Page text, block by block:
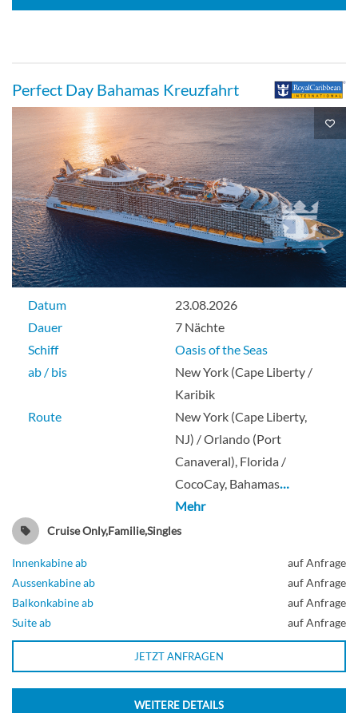
Großzügige Innenkabine-[1R]
Deck 11
Innenkabine
Balkonkabine (Meerblick)-[2D]
Deck 6
Balkonkabine
Perfect Day Bahamas Kreuzfahrt
Datum
23.08.2026
Dauer
7 Nächte
Schiff
Oasis of the Seas
ab / bis
New York (Cape Liberty /
Karibik
Route
New York (Cape Liberty,
NJ) / Orlando (Port
Canaveral), Florida /
CocoCay, Bahamas…
Mehr
Cruise Only,Familie,Singles
Innenkabine ab
auf Anfrage
Aussenkabine ab
auf Anfrage
Balkonkabine ab
auf Anfrage
Suite ab
auf Anfrage
JETZT ANFRAGEN
WEITERE DETAILS